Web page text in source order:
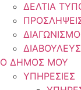
ΔΕΛΤΙΑ
Ο ΔΗΜΟΣ ΜΟΥ
ΥΠΗΡΕΣΙΕΣ